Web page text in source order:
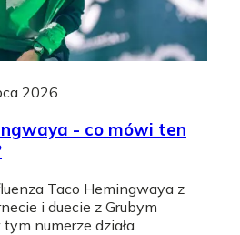
2026
- co mówi ten
Taco Hemingwaya z
i duecie z Grubym
numerze działa.